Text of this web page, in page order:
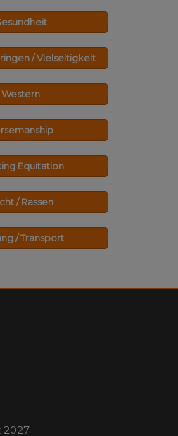
/ Vielseitigkeit
Western
Equitation
/ Rassen
/ Transport
2027